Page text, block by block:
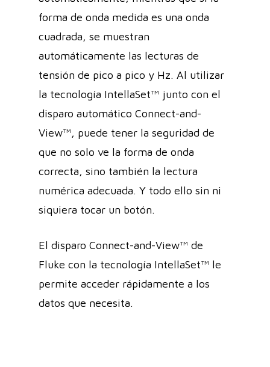
forma de onda medida es una onda
cuadrada, se muestran
automáticamente las lecturas de
tensión de pico a pico y Hz. Al utilizar
la tecnología IntellaSet™ junto con el
disparo automático Connect-and-
View™, puede tener la seguridad de
que no solo ve la forma de onda
correcta, sino también la lectura
numérica adecuada. Y todo ello sin ni
siquiera tocar un botón.
El disparo Connect-and-View™ de
Fluke con la tecnología IntellaSet™ le
permite acceder rápidamente a los
datos que necesita.